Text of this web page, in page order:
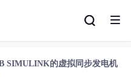
SIMULINK的虚拟同步发电机